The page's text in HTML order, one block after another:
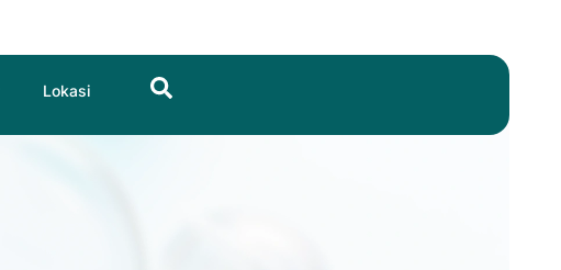
Lokasi